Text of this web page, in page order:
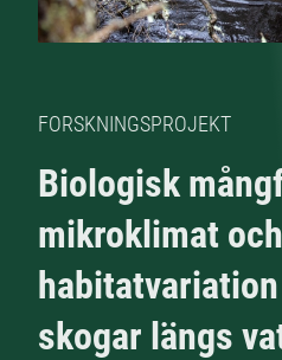
FORSKNINGSPROJEKT
Biologisk
mikroklimat och
skogar längs